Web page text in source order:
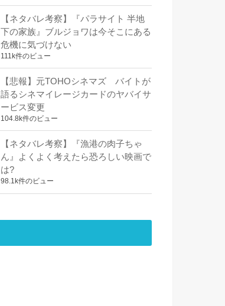
【ネタバレ考察】『パラサイト 半地
下の家族』ブルジョワは今そこにある
危機に気づけない
111k件のビュー
【悲報】元TOHOシネマズ バイトが
語るシネマイレージカードのヤバイサ
ービス変更
104.8k件のビュー
【ネタバレ考察】『漁港の肉子ちゃ
ん』よくよく考えたら恐ろしい映画で
は?
98.1k件のビュー